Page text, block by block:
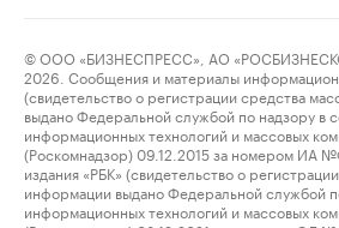
© ООО «БИЗНЕСПРЕСС», АО
2026. Сообщения и материалы
(свидетельство о регистрации средства
выдано Федеральной службой по надзору в
информационных технологий и массовых
(Роскомнадзор) 09.12.2015 за номером ИА
издания «РБК» (свидетельство о
информации выдано Федеральной службой
информационных технологий и массовых